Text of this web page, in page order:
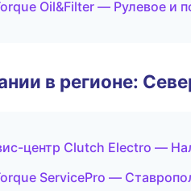
Oil&Filter — Рулевое и
в регионе:
центр Clutch Electro —
ServicePro —